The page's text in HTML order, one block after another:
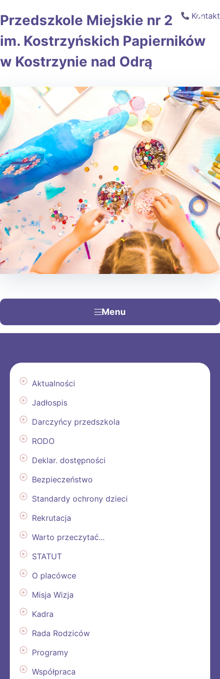
Kontakt
Przedszkole Miejskie nr 2
im. Kostrzyńskich Papierników
w Kostrzynie nad Odrą
Menu
×
Aktualności
Jadłospis
Darczyńcy przedszkola
RODO
Deklar. dostępności
Bezpieczeństwo
Standardy ochrony dzieci
Rekrutacja
Warto przeczytać...
STATUT
O placówce
Misja Wizja
Kadra
Rada Rodziców
Programy
Współpraca